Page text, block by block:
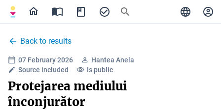
Back to results
07 February 2026
Hantea Anela
Source included
Is public
Protejarea mediului
înconjurător